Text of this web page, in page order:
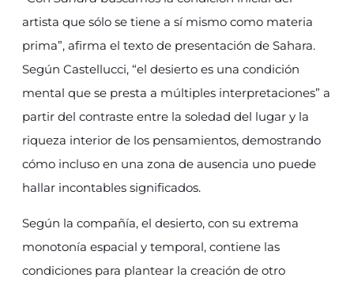
artista que sólo se tiene a sí mismo como materia
prima”, afirma el texto de presentación de Sahara.
Según Castellucci, “el desierto es una condición
mental que se presta a múltiples interpretaciones” a
partir del contraste entre la soledad del lugar y la
riqueza interior de los pensamientos, demostrando
cómo incluso en una zona de ausencia uno puede
hallar incontables significados.
Según la compañía, el desierto, con su extrema
monotonía espacial y temporal, contiene las
condiciones para plantear la creación de otro